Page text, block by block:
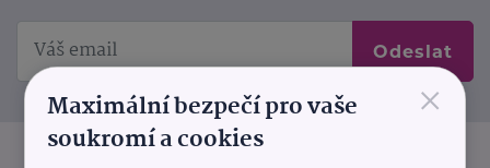
Odeslat
×
Maximální bezpečí pro vaše
soukromí a cookies